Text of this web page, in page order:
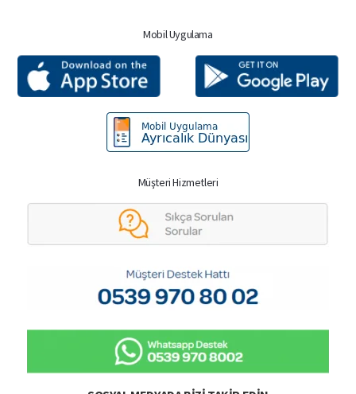
Mobil Uygulama
Müşteri Hizmetleri